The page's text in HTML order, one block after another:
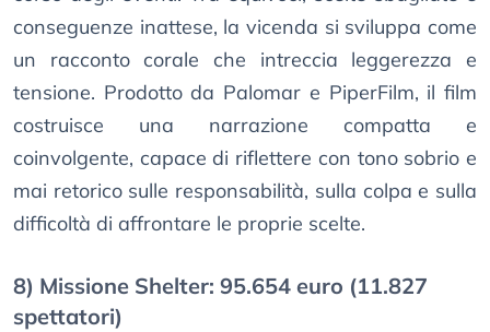
conseguenze inattese, la vicenda si sviluppa come
un racconto corale che intreccia leggerezza e
tensione. Prodotto da Palomar e PiperFilm, il film
costruisce una narrazione compatta e
coinvolgente, capace di riflettere con tono sobrio e
mai retorico sulle responsabilità, sulla colpa e sulla
difficoltà di affrontare le proprie scelte.
8) Missione Shelter: 95.654 euro (11.827
spettatori)